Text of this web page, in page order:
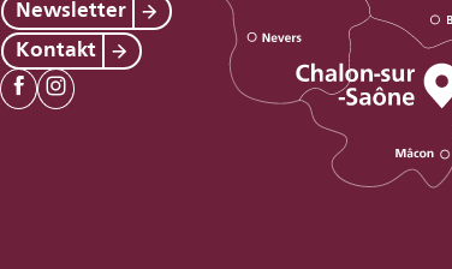
Newsletter
Kontakt